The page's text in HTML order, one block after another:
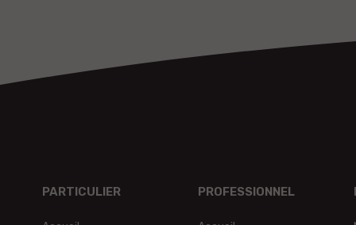
PARTICULIER PROFESSIONNEL